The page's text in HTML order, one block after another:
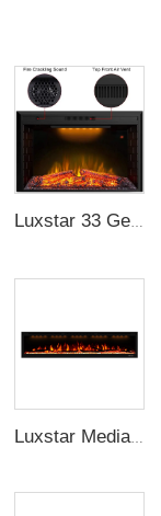
Luxstar 33 Gewichtsnetz-Einbau Elektrischer Kaminheizer 1500W 1-9 Timer Innenkamin 3 Farben TOP LED Effekt
Luxstar Media Einbau Elektrischer Kaminofen Heizung 74 Zoll Innenraum Fernbedienung Dekor LED Flamme Licht realistischer Kamin